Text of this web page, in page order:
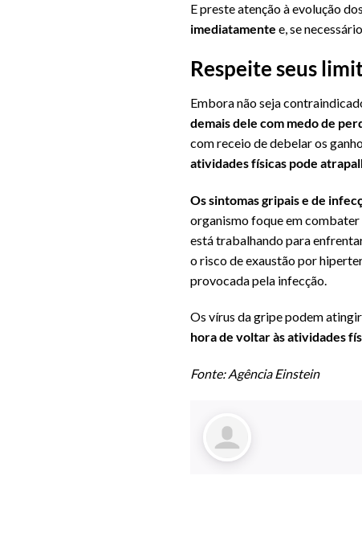
E preste atenção à evolução
imediatamente e, se
Respeite seus
Embora não seja
demais dele com medo de
com receio de debelar os
atividades físicas pode
Os sintomas gripais e de
organismo foque em combater
está trabalhando para
o risco de exaustão por
provocada pela infecção.
Os vírus da gripe podem
hora de voltar às atividades
Fonte: Agência Einstein